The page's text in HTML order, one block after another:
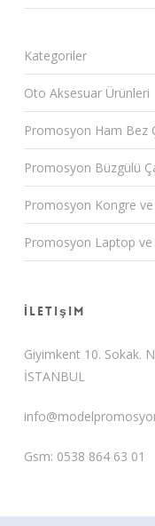
Kategoriler
Oto Aksesuar Ürünleri
Promosyon Ham Bez
Promosyon Büzgülü
Promosyon Kongre
Promosyon Laptop ve
İletişim
Giyimkent 10. Sokak.
İSTANBUL
Gsm: 0538 864 63 01